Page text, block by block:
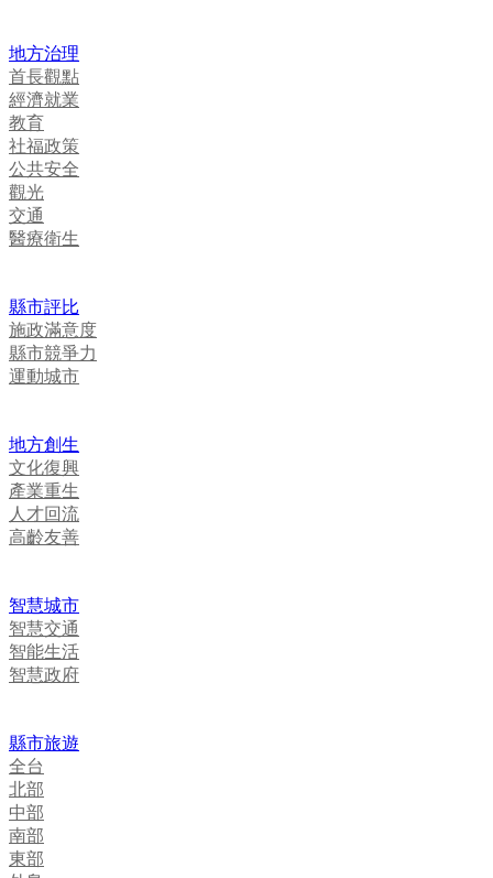
地方治理
首長觀點
經濟就業
教育
社福政策
公共安全
觀光
交通
醫療衛生
縣市評比
施政滿意度
縣市競爭力
運動城市
地方創生
文化復興
產業重生
人才回流
高齡友善
智慧城市
智慧交通
智能生活
智慧政府
縣市旅遊
全台
北部
中部
南部
東部